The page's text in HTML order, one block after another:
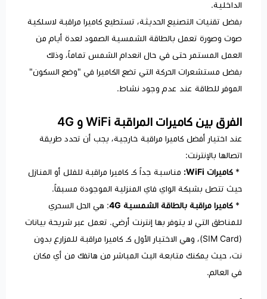
الداخلية.
بفضل تقنيات التصنيع الحديثة، تستطيع كاميرا مراقبة لاسلكية
صوت وصورة تعمل بالطاقة الشمسية الصمود لعدة أيام من
العمل المستمر حتى في حال انعدام الشمس تماماً، وذلك
بفضل مستشعرات الحركة التي تضع الكاميرا في "وضع السكون"
الموفر للطاقة عند عدم وجود نشاط.
الفرق بين كاميرات المراقبة WiFi و 4G
عند اختيار أفضل كاميرا مراقبة خارجية، يجب أن تحدد طريقة
اتصالها بالإنترنت:
* كاميرات WiFi:
مناسبة جداً كـ كاميرا مراقبة للفلل أو المنازل
حيث تتصل بشبكة الواي فاي المنزلية الموجودة مسبقاً.
* كاميرا مراقبة بالطاقة الشمسية 4G
: هي الحل السحري
للمناطق التي لا يتوفر بها إنترنت أرضي. تعمل عبر شريحة بيانات
(SIM Card)، وهي الاختيار الأول كـ كاميرا مراقبة للمزارع بدون
نت، حيث يمكنك متابعة البث المباشر من هاتفك من أي مكان
في العالم.